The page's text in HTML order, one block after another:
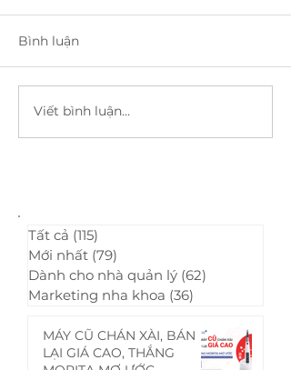
Điều trị bảo tồn cho
bệnh nhân cao tuổi bị
Bình luận
Viết bình luận...
Tất cả (115)
Mới nhất (79)
Dành cho nhà quản lý (62)
Marketing nha khoa (36)
MÁY CŨ CHÁN XÀI, BÁN
LẠI GIÁ CAO, THẮNG